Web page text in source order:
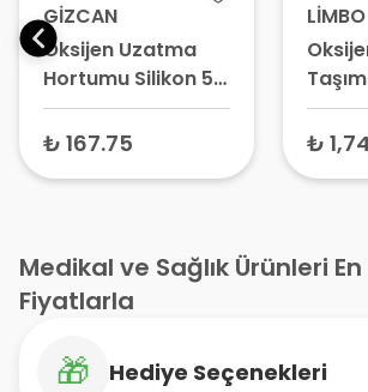
GİZCAN
Oksijen Uzatma
Hortumu Silikon 5
mt
₺ 167.75
LİMBO
Litre
₺
Medikal ve Sağlık Ürünleri
Fiyatlarla
🎁 Hediye Seçenekleri